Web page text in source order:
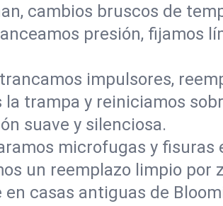
cambios bruscos de
presión, fijamos
impulsores,
trampa y reiniciamos
suave y silenciosa.
microfugas y fisuras
un reemplazo limpio por
casas antiguas de